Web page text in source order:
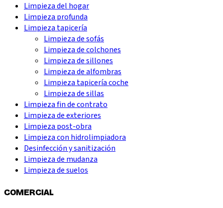
Limpieza del hogar
Limpieza profunda
Limpieza tapicería
Limpieza de sofás
Limpieza de colchones
Limpieza de sillones
Limpieza de alfombras
Limpieza tapicería coche
Limpieza de sillas
Limpieza fin de contrato
Limpieza de exteriores
Limpieza post-obra
Limpieza con hidrolimpiadora
Desinfección y sanitización
Limpieza de mudanza
Limpieza de suelos
COMERCIAL